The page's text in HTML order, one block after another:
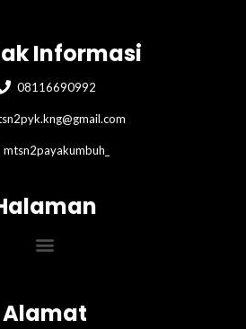
Informasi
08116690992
mtsn2payakumbuh_
Menu
Alamat